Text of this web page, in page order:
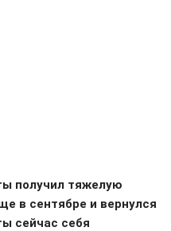
получил тяжелую
в сентябре и вернулся
сейчас себя